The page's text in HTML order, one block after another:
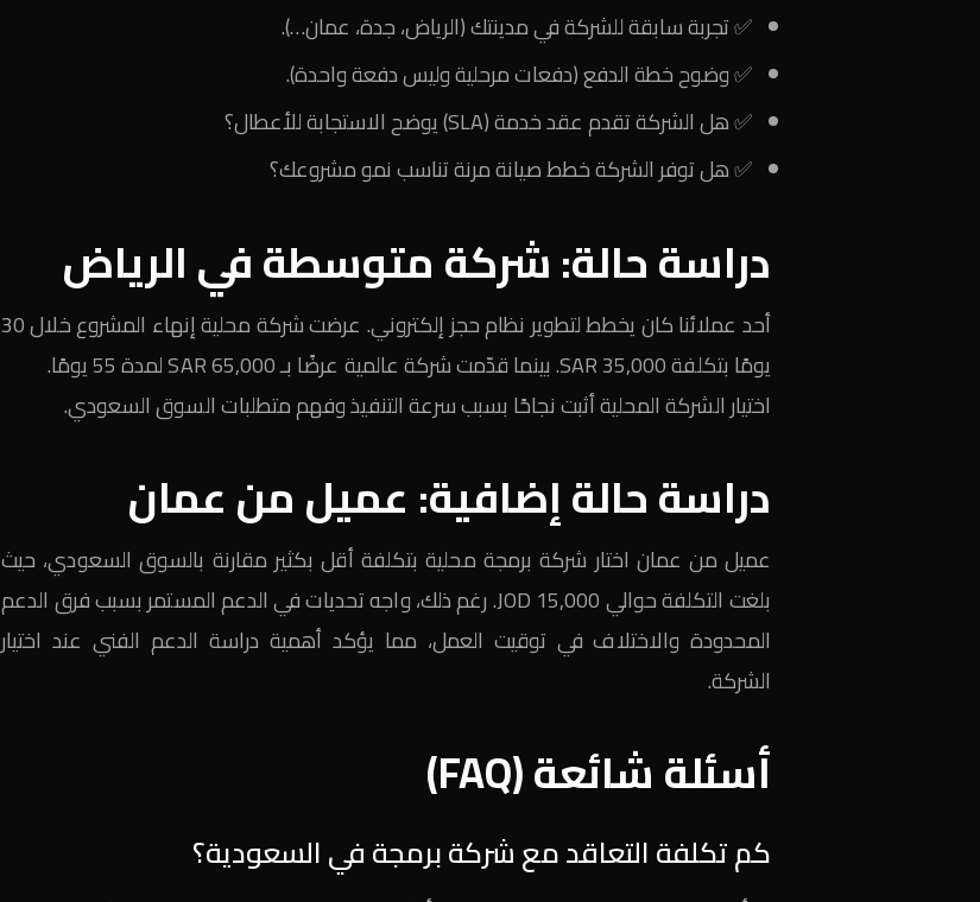
✅ تجربة سابقة للشركة في مدينتك (الرياض، جدة، عمان…).
✅ وضوح خطة الدفع (دفعات مرحلية وليس دفعة واحدة).
✅ هل الشركة تقدم عقد خدمة (SLA) يوضح الاستجابة للأعطال؟
✅ هل توفر الشركة خطط صيانة مرنة تناسب نمو مشروعك؟
دراسة حالة: شركة متوسطة في الرياض
أحد عملائنا كان يخطط لتطوير نظام حجز إلكتروني. عرضت شركة محلية إنهاء المشروع خلال 30
يومًا بتكلفة 35,000 SAR. بينما قدّمت شركة عالمية عرضًا بـ 65,000 SAR لمدة 55 يومًا.
اختيار الشركة المحلية أثبت نجاحًا بسبب سرعة التنفيذ وفهم متطلبات السوق السعودي.
دراسة حالة إضافية: عميل من عمان
عميل من عمان اختار شركة برمجة محلية بتكلفة أقل بكثير مقارنة بالسوق السعودي، حيث
بلغت التكلفة حوالي 15,000 JOD. رغم ذلك، واجه تحديات في الدعم المستمر بسبب فرق الدعم
المحدودة والاختلاف في توقيت العمل، مما يؤكد أهمية دراسة الدعم الفني عند اختيار
الشركة.
أسئلة شائعة (FAQ)
كم تكلفة التعاقد مع شركة برمجة في السعودية؟